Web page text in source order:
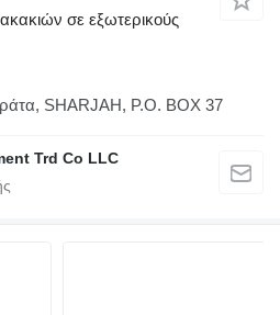
σε εξωτερικούς
SHARJAH, P.O. BOX 37
Trd Co LLC